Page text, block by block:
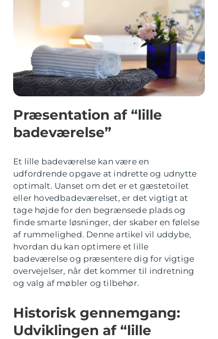
Præsentation af “lille
badeværelse”
Et lille badeværelse kan være en
udfordrende opgave at indrette og udnytte
optimalt. Uanset om det er et gæstetoilet
eller hovedbadeværelset, er det vigtigt at
tage højde for den begrænsede plads og
finde smarte løsninger, der skaber en følelse
af rummelighed. Denne artikel vil uddybe,
hvordan du kan optimere et lille
badeværelse og præsentere dig for vigtige
overvejelser, når det kommer til indretning
og valg af møbler og tilbehør.
Historisk gennemgang:
Udviklingen af “lille